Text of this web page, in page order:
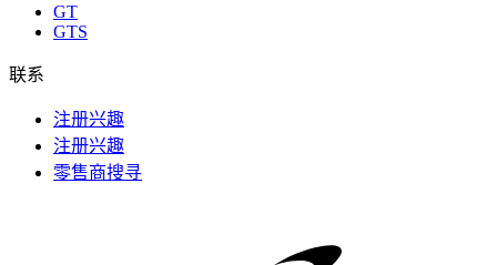
GT
GTS
联系
注册兴趣
注册兴趣
零售商搜寻